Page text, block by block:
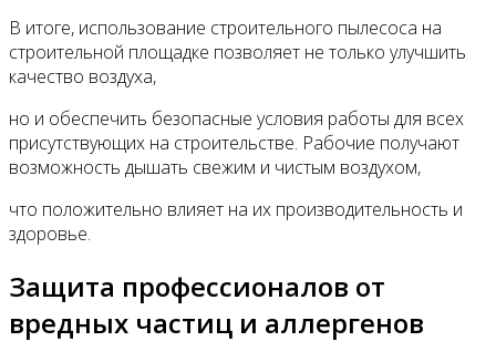
В итоге, использование строительного пылесоса на
строительной площадке позволяет не только улучшить
качество воздуха,
но и обеспечить безопасные условия работы для всех
присутствующих на строительстве. Рабочие получают
возможность дышать свежим и чистым воздухом,
что положительно влияет на их производительность и
здоровье.
Защита профессионалов от
вредных частиц и аллергенов